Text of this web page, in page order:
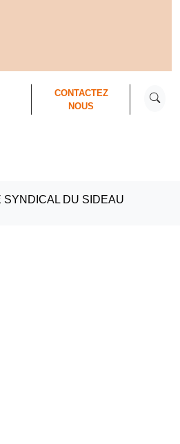
CONTACTEZ
NOUS
SYNDICAL DU SIDEAU